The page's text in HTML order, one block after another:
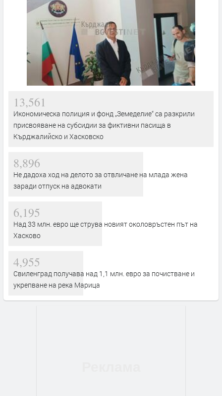
13,561
Икономическа полиция и фонд „Земеделие“ са разкрили
присвояване на субсидии за фиктивни пасища в
Кърджалийско и Хасковско
8,896
Не дадоха ход на делото за отвличане на млада жена
заради отпуск на адвокати
6,195
Над 33 млн. евро ще струва новият околовръстен път на
Хасково
4,955
Свиленград получава над 1,1 млн. евро за почистване и
укрепване на река Марица